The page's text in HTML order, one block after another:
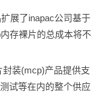
展了inapac公司基于
存裸片的总成本将不
装(mcp)产品提供支
试等在内的整个供应